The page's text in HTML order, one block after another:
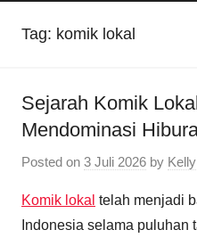
Tag: komik lokal
Sejarah Komik
Mendominasi
Posted on 3 Juli 2026 by Kelly
Komik lokal telah menjadi
Indonesia selama puluhan